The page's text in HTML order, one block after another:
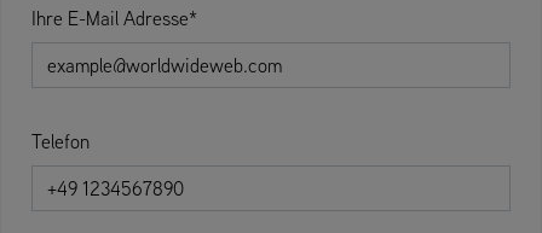
Ihre E-Mail Adresse*
Telefon